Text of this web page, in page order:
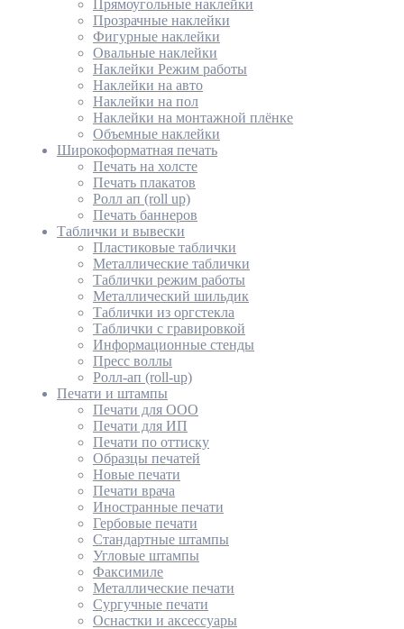
Прямоугольные наклейки
Прозрачные наклейки
Фигурные наклейки
Овальные наклейки
Наклейки Режим работы
Наклейки на авто
Наклейки на пол
Наклейки на монтажной плёнке
Объемные наклейки
Широкоформатная печать
Печать на холсте
Печать плакатов
Ролл ап (roll up)
Печать баннеров
Таблички и вывески
Пластиковые таблички
Металлические таблички
Таблички режим работы
Металлический шильдик
Таблички из оргстекла
Таблички с гравировкой
Информационные стенды
Пресс воллы
Ролл-ап (roll-up)
Печати и штампы
Печати для ООО
Печати для ИП
Печати по оттиску
Образцы печатей
Новые печати
Печати врача
Иностранные печати
Гербовые печати
Стандартные штампы
Угловые штампы
Факсимиле
Металлические печати
Сургучные печати
Оснастки и аксессуары